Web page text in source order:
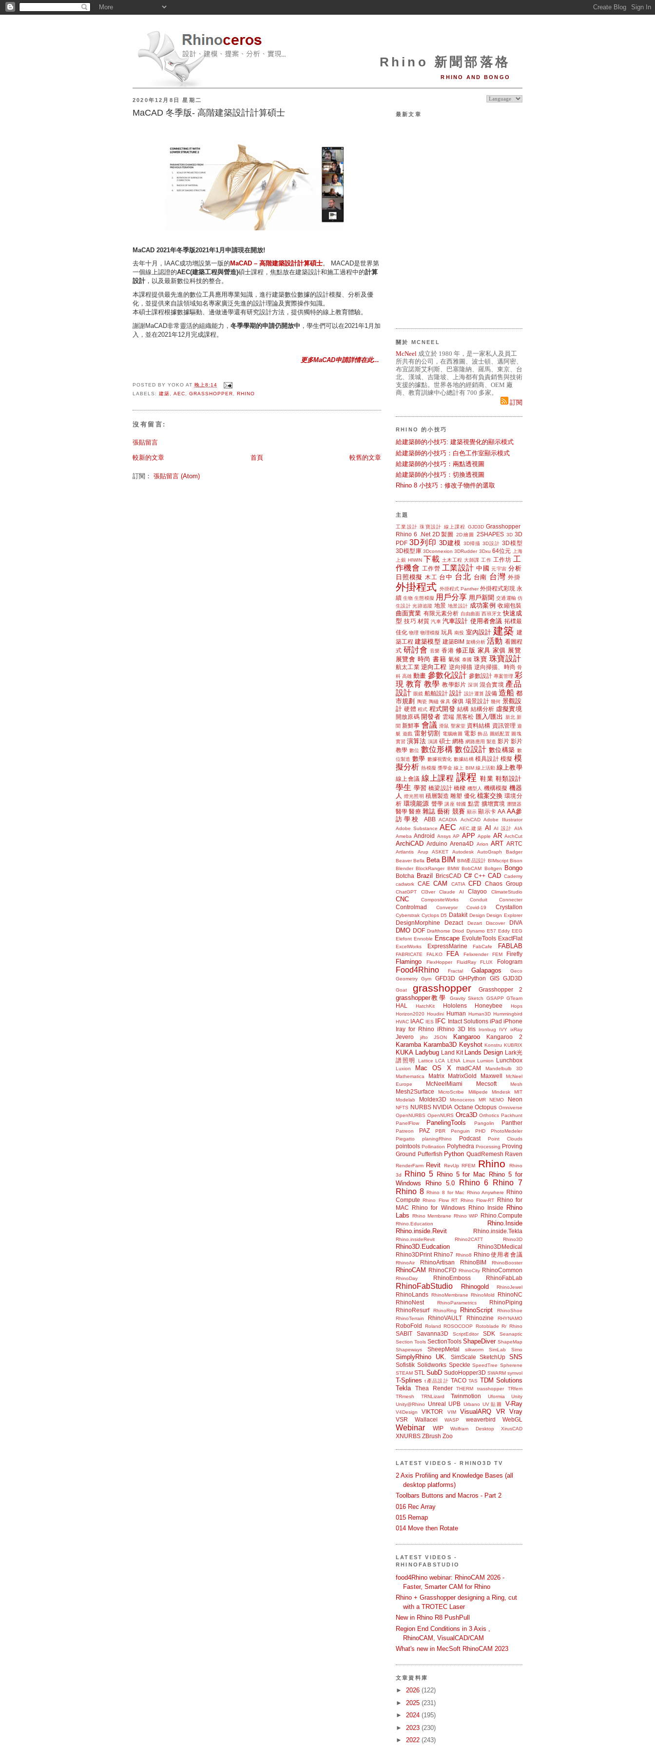
Rhino 新聞部落格
RHINO AND BONGO
2020年12月8日 星期二
MaCAD 冬季版- 高階建築設計計算碩士
MaCAD 2021年冬季版2021年1月申請現在開放!
去年十月，IAAC成功增設第一版的 MaCAD – 高階建築設計計算碩士。 MACAD是世界第
一個線上認證的AEC(建築工程與營造)碩士課程，焦點放在建築設計和施工過程中的計算
設計，以及最新數位科技的整合。
本課程提供最先進的數位工具應用專業知識，進行建築數位數據的設計模擬、分析及優
化，並提供來自該領域知名專家廣泛先進的設計理論及實際操作知識。
本碩士課程根據數據驅動、邊做邊學還有研究設計方法，提供獨特的線上教育體驗。
謝謝MaCAD非常靈活的組織能力， 冬季學期的申請仍開放中 ，學生們可以在2021年1月加
入，並在2021年12月完成課程。
更多MaCAD申請詳情在此...
POSTED BY YOKO AT 晚上8:14
LABELS: 建築, AEC, GRASSHOPPER, RHINO
沒有留言:
張貼留言
較新的文章 較舊的文章
首頁
訂閱： 張貼留言 (Atom)
最新文章
關於 MCNEEL
McNeel 成立於 1980 年，是一家私人及員工
所共有的公司，在西雅圖、波士頓、邁阿密、
布宜諾斯艾利斯、巴塞隆納、羅馬、東京、台
北、漢城、吉隆坡、上海都有負責銷售與技術
支援的據點。世界各地的經銷商、OEM 廠
商、教育訓練中心總計有 700 多家。
訂閱
RHINO 的小技巧
給建築師的小技巧: 建築視覺化的顯示模式
給建築師的小技巧：白色工作室顯示模式
給建築師的小技巧：兩點透視圖
給建築師的小技巧：切換透視圖
Rhino 8 小技巧：修改子物件的選取
主題
工業設計 珠寶設計 線上課程 GJD3D Grasshopper
Rhino 6
.Net 2D製圖 2D繪圖 2SHAPES 3D 3D
PDF 3D列印 3D建模 3D掃描 3D設計 3D模型
3D模型庫 3Dconnexion 3DRudder 3Dxu 64位元
上海
上銀 HIWIN 下載 土木工程 大師課 工作 工作坊 工
作機會 工作營 工業設計 中國 元宇宙 分析
日照模擬
木工 台中 台北 台南 台灣 外掛
外掛程式 外掛程式 Panther 外掛程式彩現 永
續 生物 生態模擬 用戶分享 用戶新聞 交通運輸 仿
生設計 光跡追蹤 地景 地景設計 成功案例 收縮包裝
曲面實業 有限元素分析 自由曲面 西班牙文 快速成
型 技巧 材質 汽車 汽車設計 使用者會議 拓樸最
佳化 物理 物理模擬 玩具 南投 室內設計 建築 建
築工程 建築模型 建築BIM 架構分析 活動 看圖程
式 研討會 音樂 香港 修正版 家具 家俱 展覽
展覽會 時尚 書籍 氣候 泰國 珠寶 珠寶設計
航太工業 逆向工程 逆向掃描 逆向掃描、時尚 骨
科 高雄 動畫 參數化設計 參數設計 專案管理 彩
現 教育 教學 教學影片 深圳 混合實境 產品
設計 眼鏡 船舶設計 設計 設計運算 設備 造船 都
市規劃
陶瓷 陶磁 傢具 傢俱 場景設計 幾何 景觀設
計 硬體 程式 程式開發 結構 結構分析 虛擬實境
開放原碼 開發者 雲端 黑客松 匯入/匯出 新北 新
聞 新鮮事 會議 滑鼠 聖家堂 資料結構 資訊管理 遊
艇 遊戲 雷射切割 電腦繪圖 電影 飾品 圖紙配置 圖塊
實習 演算法 演講 碩士 網格 網路應用 製造 影片 影片
教學 數位 數位形構 數位設計 數位構築 數
位製造 數學 數據視覺化 數據結構 模具設計 模擬 模
擬分析 熱模擬 獎學金 線上 BIM 線上活動 線上教學
線上會議 線上課程 課程 鞋業 鞋類設計
學生 學習 橋梁設計 橋樑 機型人 機構模擬 機器
人
燈光照明 積層製造 雕塑 優化 檔案交換 環境分
析 環境能源 聲學 講座 韓國 點雲 擴增實境 瀏覽器
醫學 醫療 雜誌 藝術 競賽 顯示 顯示卡 AA AA參
訪學校
ABB ACADIA AchiCAD
Adobe Illustrator
Adobe Substance AEC AEC.建築 AI AI 設計 AIA
Ameba Android Ansys AP APP Apple AR ArchCut
ArchiCAD Arduino Arena4D Arion ART ARTC
Artlantis Arup ASKET Autodesk AutoGraph
Badger
Beaver Bella Beta BIM BIM產品設計 BIMscript Bison
Blender BlockRanger BMW BobCAM Boltgen Bongo
Botcha Brazil BricsCAD C# C++ CAD Cademy
cadwork
CAE CAM CATIA CFD Chaos Group
ChatGPT Cl3ver Claude AI Clayoo ClimateStudio
CNC CompositeWorks Conduit Connecter
Controlmad Conveyor Covid-19 Crystallon
Cyberstrak Cyclops D5 Datakit Design Design Explorer
DesignMorphine Dezact Dezart Discover DIVA
DMO DOF Drafthorse Driod Dynamo E57 Eddy EEG
Elefont Ennoble Enscape EvoluteTools ExactFlat
ExcelWorks ExpressMarine FabCafe FABLAB
FABRICATE FALKO FEA Felixrender FEM Firefly
Flamingo FlexHopper FluidRay FLUX Fologram
Food4Rhino Fractal Galapagos
Geco
Geometry Gym
GFD3D GHPython GIS GJD3D
Goat grasshopper Grasshopper 2
grasshopper教學 Gravity Sketch GSAPP GTeam
HAL HatchKit Hololens Honeybee
Hops
Horizon2020 Houdini Human Human3D Hummingbird
HVAC IAAC IES IFC Intact Solutions iPad iPhone
Iray for Rhino iRhino 3D Iris Ironbug IVY ixRay
Jevero jifto JSON Kangaroo Kangaroo 2
Karamba Karamba3D Keyshot Konstru KUBRIX
KUKA Ladybug Land Kit Lands Design Lark光
譜照明
Lattice LCA LENA Linux Lumion Lunchbox
Luxion Mac OS X madCAM
Mandelbulb 3D
Mathematica
Matrix MatrixGold Maxwell
McNeel
Europe
McNeelMiami Mecsoft Mesh
Mesh2Surface MicroScribe Millipede Mindesk
MIT
Modelab
Moldex3D Monoceros MR NEMO Neon
NFTS NURBS NVIDIA Octane Octopus Omniverse
OpenNURBS OpenNURS Orca3D Orthotics Packhunt
PanelFlow
PanelingTools Pangolin Panther
Patreon PAZ PBR Penguin PHD
PhotoMedeler
Piegatto
planingRhino Podcast Point Clouds
pointools Pollination Polyhedra Processing Proving
Ground Pufferfish Python QuadRemesh Raven
RenderFarm Revit RevUp RFEM Rhino
Rhino
3d
Rhino 5 Rhino 5 for Mac
Rhino 5 for
Windows
Rhino 5.0 Rhino 6
Rhino 7
Rhino 8 Rhino 8 for Mac Rhino Anywhere
Rhino
Compute Rhino Flow RT Rhino Flow-RT
Rhino for
MAC
Rhino for Windows Rhino Inside
Rhino
Labs
Rhino Membrane Rhino WIP Rhino.Compute
Rhino.Education
Rhino.Inside
Rhino.inside.Revit
Rhino.inside.Tekla
Rhino.insideRevit Rhino2CATT Rhino3D
Rhino3D.Eudcation
Rhino3DMedical
Rhino3DPrint Rhino7 Rhino8 Rhino使用者會議
RhinoAir RhinoArtisan RhinoBIM RhinoBooster
RhinoCAM RhinoCFD RhinoCity RhinoCommon
RhinoDay RhinoEmboss RhinoFabLab
RhinoFabStudio Rhinogold RhinoJewel
RhinoLands RhinoMembrane RhinoMold
RhinoNC
RhinoNest
RhinoParametrics
RhinoPiping
RhinoResurf
RhinoRing RhinoScript
RhinoShoe
RhinoTerrain
RhinoVAULT Rhinozine RHYNAMO
RoboFold Roland ROSOCOOP Rotoblade Rr Rhino
SABIT Savanna3D ScriptEditor SDK
Seanaptic
Section Tools SectionTools ShapeDiver ShapeMap
Shapeways
SheepMetal silkworm SimLab Simo
SimplyRhino UK. SimScale SketchUp SNS
Sofistik Solidworks Speckle SpeedTree Spherene
STEAM STL SubD SudoHopper3D SWARM symvol
T-Splines t產品設計 TACO TAS TDM Solutions
Tekla
Thea Render THERM trasshopper
TRfem
TRmesh
TRNLizard Twinmotion Uformia
Unity
Unity@Rhino
Unreal UPB Urbano UV貼圖 V-Ray
V4Design VIKTOR VIM VisualARQ VR Vray
VSR Wallacei WASP weaverbird WebGL
Webinar WIP Wolfram Desktop XirusCAD
XNURBS ZBrush Zoo
LATEST VIDEOS - RHINO3D TV
2 Axis Profiling and Knowledge Bases (all
desktop platforms)
Toolbars Buttons and Macros - Part 2
016 Rec Array
015 Remap
014 Move then Rotate
LATEST VIDEOS -
RHINOFABSTUDIO
food4Rhino webinar: RhinoCAM 2026 -
Faster, Smarter CAM for Rhino
Rhino + Grasshopper designing a Ring, cut
with a TROTEC Laser
New in Rhino R8 PushPull
Region End Conditions in 3 Axis ,
RhinoCAM, VisualCAD/CAM
What's new in MecSoft RhinoCAM 2023
文章資料庫
► 2026 (122)
► 2025 (231)
► 2024 (195)
► 2023 (230)
► 2022 (243)